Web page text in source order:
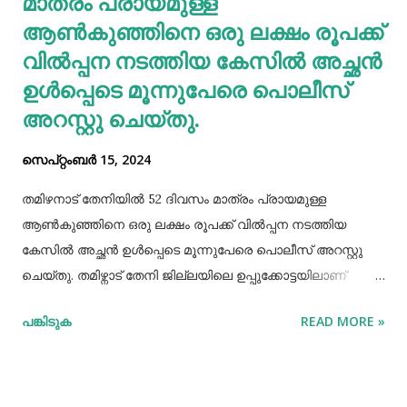
യൂറിക് ആസിഡ് നിങ്ങളുടെ രക്തത്തിൽ ഞെരുങ...
ആണ്‍കുഞ്ഞിനെ ഒരു ലക്ഷം രൂപക്ക്
വില്‍പ്പന നടത്തിയ കേസില്‍ അച്ഛൻ
ഉള്‍പ്പെടെ മൂന്നുപേരെ പൊലീസ്
അറസ്റ്റു ചെയ്തു.
സെപ്റ്റംബർ 15, 2024
തമിഴനാട് തേനിയില്‍ 52 ദിവസം മാത്രം പ്രായമുള്ള
ആണ്‍കുഞ്ഞിനെ ഒരു ലക്ഷം രൂപക്ക് വില്‍പ്പന നടത്തിയ
കേസില്‍ അച്ഛൻ ഉള്‍പ്പെടെ മൂന്നുപേരെ പൊലീസ് അറസ്റ്റു
ചെയ്തു. തമിഴ്നാട് തേനി ജില്ലയിലെ ഉപ്പുക്കോട്ടയിലാണ്
സ്വദേശികളായ ദമ്ബതികളുമാണ് അറസ്റ്റിലായത്. തേനി
പങ്കിടുക READ MORE »